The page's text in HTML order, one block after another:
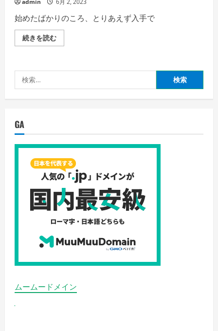
イ
ム
を
集
め
の
を
ご
い
た
体
験
観
光
地
ケ
ン
い
た
の
に！
の
詳
細
を
ご
覧
く
だ
さ
始めたばかりのころ、とりあえず入手で
続きを読むポ
ケ
攻
の
失
験
ト
ー
ナ
ー
レ
ベ
ル
が
低
う
強
化
な
い
が
良
い
索:
GA
ムームードメイン